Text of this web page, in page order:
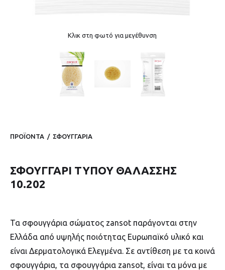
Κλικ στη φωτό για μεγέθυνση
ΠΡΟΪΟΝΤΑ / ΣΦΟΥΓΓΑΡΙΑ
ΣΦΟΥΓΓΑΡΙ ΤΥΠΟΥ ΘΑΛΑΣΣΗΣ
10.202
Τα σφουγγάρια σώματος zansot παράγονται στην
Ελλάδα από υψηλής ποιότητας Ευρωπαϊκό υλικό και
είναι Δερματολογικά Ελεγμένα. Σε αντίθεση με τα κοινά
σφουγγάρια, τα σφουγγάρια zansot, είναι τα μόνα με